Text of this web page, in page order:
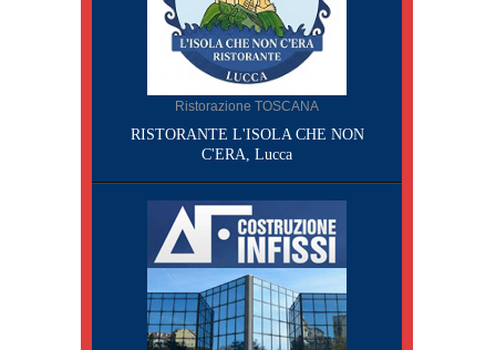
Ristorazione TOSCANA
RISTORANTE L'ISOLA CHE NON
C'ERA, Lucca